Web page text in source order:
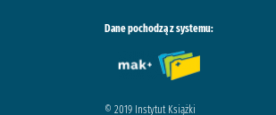
Dane pochodzą z systemu:
© 2019 Instytut Książki